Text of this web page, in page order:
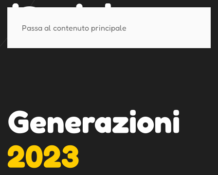
Passa al contenuto principale
Generazioni
2023